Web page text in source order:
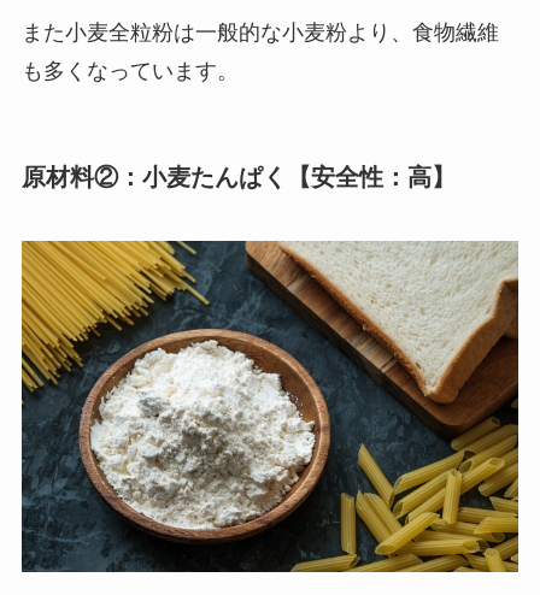
また小麦全粒粉は一般的な小麦粉より、食物繊維
も多くなっています。
原材料②：小麦たんぱく【安全性：高】